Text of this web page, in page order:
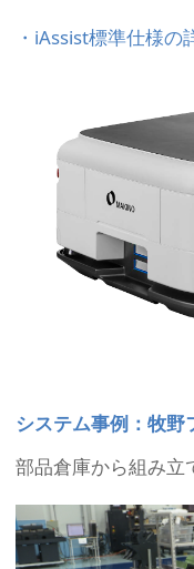
・iAssist標準仕様の
システム事例：牧野
部品倉庫から組み立